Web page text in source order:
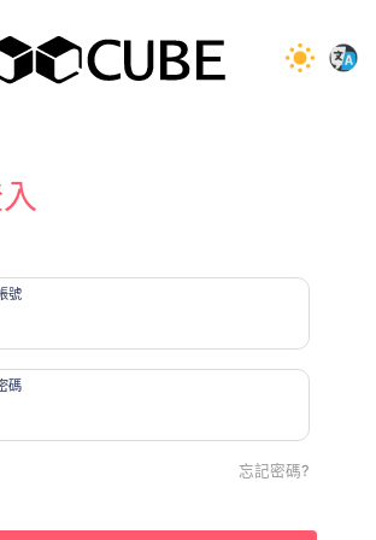
號
碼
忘記密碼?